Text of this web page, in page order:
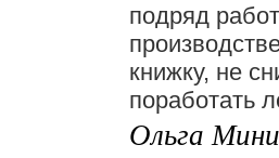
подряд
книжку, не
поработать
Ольга